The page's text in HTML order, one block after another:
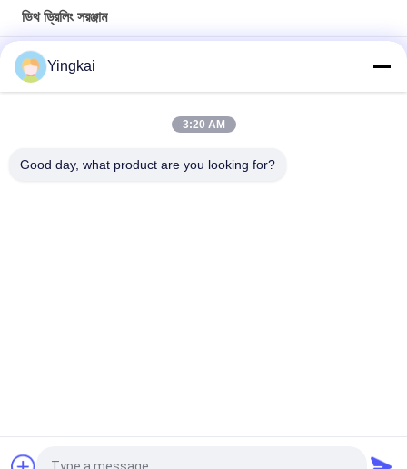
ডিথ ড্রিলিং সরঞ্জাম
8 ইঞ্চি 311 মিমি কার্বন স্টীল ডিটিএইচ হ্যামার বিট মাইনিং এবং জল ভাল ড্রিলিং জন্য
উচ্চ অনুপ্রবেশ এবং ক্ষয় প্রতিরোধী ডাউন দ্য হোল ড্রিলিংয়ের জন্য QL50A-197mm
Yingkai
3:20 AM
Good day, what product are you looking for?